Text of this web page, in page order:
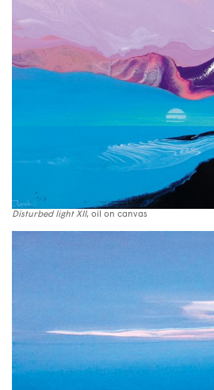
Disturbed light XII, oil on canvas